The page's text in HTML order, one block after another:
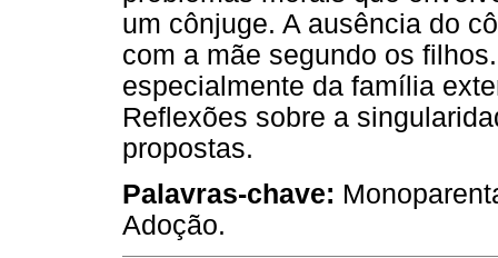
um cônjuge. A ausência do
com a mãe segundo os
especialmente da família
Reflexões sobre a
propostas.
Palavras-chave:
Adoção.